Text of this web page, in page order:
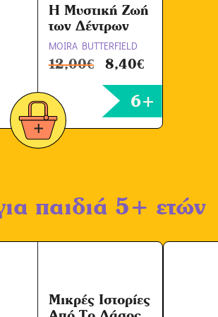
Η Μυστική Ζωή
των Δέντρων
MOIRA BUTTERFIELD
12,00€ 8,40€
6+
παιδιά 5+ ετών
Μικρές Ιστορίες